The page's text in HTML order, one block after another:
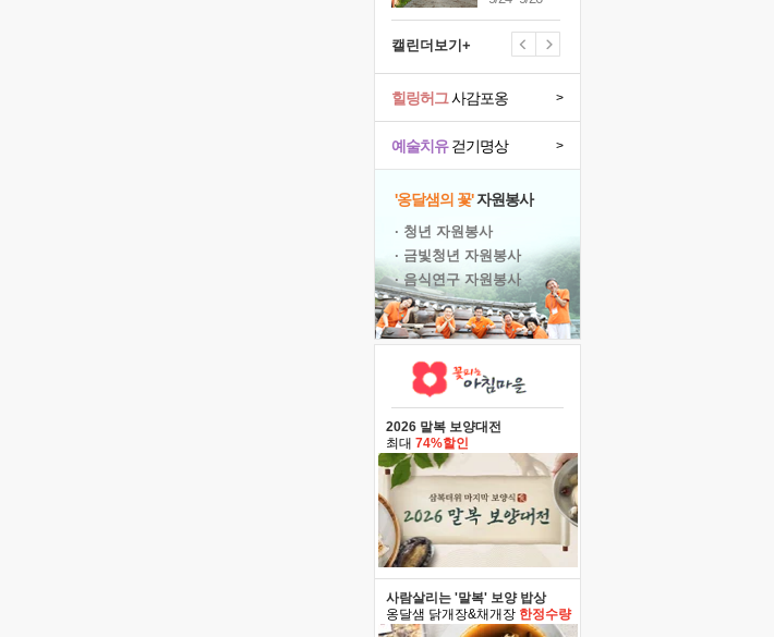
캘린더보기+
예술치유걷기명상 >
힐링허그사감포옹 >
'옹달샘의 꽃'자원봉사
· 청년 자원봉사
· 금빛청년 자원봉사
· 음식연구 자원봉사
2026 말복 보양대전
최대 74%할인
사람살리는 '말복' 보양 밥상
옹달샘 닭개장&채개장 한정수량